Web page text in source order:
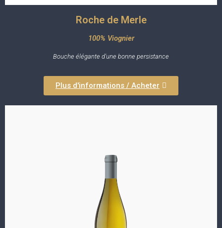
Roche de Merle
100% Viognier
Bouche élégante d'une bonne persistance
Plus d'informations / Acheter